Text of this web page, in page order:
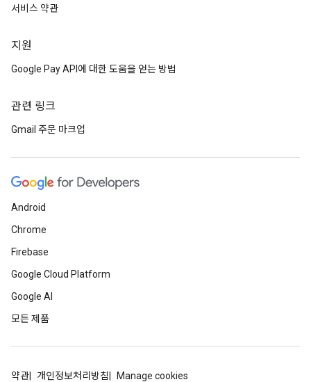
서비스 약관
지원
Google Pay API에 대한 도움을 얻는 방법
관련 링크
Gmail 주문 마크업
Android
Chrome
Firebase
Google Cloud Platform
Google AI
모든 제품
약관 개인정보처리방침 Manage cookies